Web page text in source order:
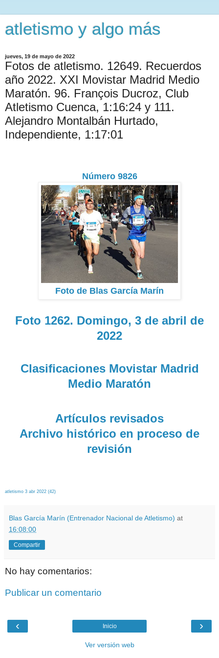
atletismo y algo más
jueves, 19 de mayo de 2022
Fotos de atletismo. 12649. Recuerdos
año 2022. XXI Movistar Madrid Medio
Maratón. 96. François Ducroz, Club
Atletismo Cuenca, 1:16:24 y 111.
Alejandro Montalbán Hurtado,
Independiente, 1:17:01
Número 9826
Foto de Blas García Marín
Foto 1262. Domingo, 3 de abril de
2022
Clasificaciones Movistar Madrid
Medio Maratón
Artículos revisados
Archivo histórico en proceso de
revisión
atletismo 3 abr 2022 (42)
Blas García Marín (Entrenador Nacional de Atletismo) at
16:08:00
Compartir
No hay comentarios:
Publicar un comentario
‹ ›
Inicio
Ver versión web